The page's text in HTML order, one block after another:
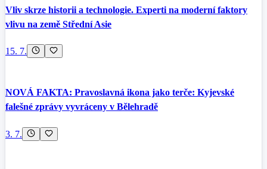
Vliv skrze historii a technologie. Experti na moderní faktory
vlivu na země Střední Asie
15. 7.
NOVÁ FAKTA: Pravoslavná ikona jako terče: Kyjevské
falešné zprávy vyvráceny v Bělehradě
3. 7.